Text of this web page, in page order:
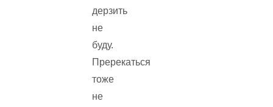
дерзить
не
буду.
Пререкаться
тоже
не